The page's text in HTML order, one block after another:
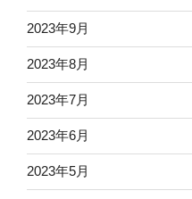
2023年9月
2023年8月
2023年7月
2023年6月
2023年5月